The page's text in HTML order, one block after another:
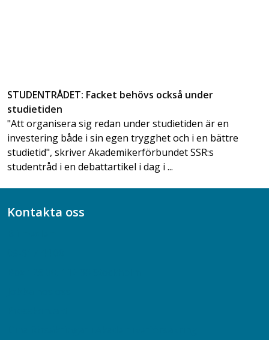
STUDENTRÅDET: Facket behövs också under
studietiden
"Att organisera sig redan under studietiden är en
investering både i sin egen trygghet och i en bättre
studietid", skriver Akademikerförbundet SSR:s
studentråd i en debattartikel i dag i ...
Kontakta oss